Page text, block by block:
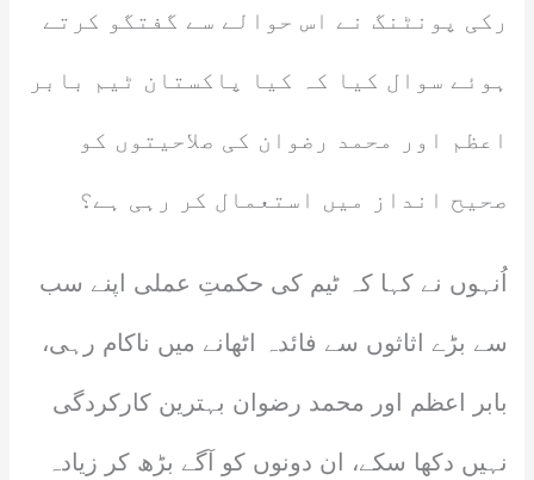
رکی پونٹنگ نے اس حوالے سے گفتگو کرتے
ہوئے سوال کیا کہ کیا پاکستان ٹیم بابر
اعظم اور محمد رضوان کی صلاحیتوں کو
صحیح انداز میں استعمال کر رہی ہے؟
اُنہوں نے کہا کہ ٹیم کی حکمتِ عملی اپنے سب
سے بڑے اثاثوں سے فائدہ اٹھانے میں ناکام رہی،
بابر اعظم اور محمد رضوان بہترین کارکردگی
نہیں دکھا سکے، ان دونوں کو آگے بڑھ کر زیادہ